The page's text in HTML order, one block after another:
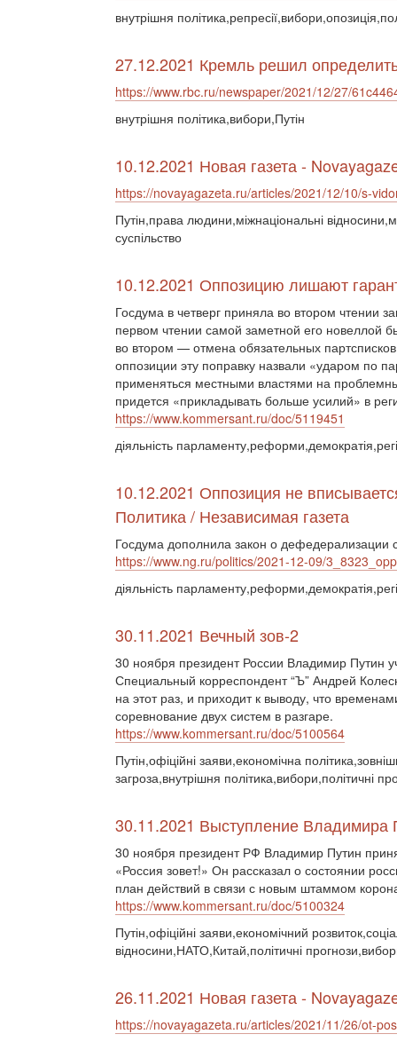
внутрішня
27.12.2021 Кремль решил
https://www.rbc.ru/newspaper/2021/12/27/
внутрішня політика,вибори,Путін
10.12.2021 Новая газета -
https://novayagazeta.ru/articles/2021/12/10/s-
Путін,права людини,міжнаціональні
суспільство
10.12.2021 Оппозицию лишают
Госдума в четверг приняла во втором чтении
первом чтении самой заметной его новеллой
во втором — отмена обязательных
оппозиции эту поправку назвали «ударом по
применяться местными властями на
придется «прикладывать больше усилий» в
https://www.kommersant.ru/doc/5119451
діяльність
10.12.2021 Оппозиция не
Политика / Независимая газета
Госдума дополнила закон о
https://www.ng.ru/politics/2021-12-09/
діяльність
30.11.2021 Вечный зов-2
30 ноября президент России Владимир Путин
Специальный корреспондент “Ъ” Андрей
на этот раз, и приходит к выводу, что
соревнование двух систем в разгаре.
https://www.kommersant.ru/doc/5100564
Путін,офіційні заяви,економічна
загроза,внутрішня політика,вибори,політичні
30.11.2021 Выступление Владимира
30 ноября президент РФ Владимир Путин
«Россия зовет!» Он рассказал о состоянии
план действий в связи с новым штаммом
https://www.kommersant.ru/doc/5100324
Путін,офіційні заяви,економічний
відносини,НАТО,Китай,політичні
26.11.2021 Новая газета -
https://novayagazeta.ru/articles/2021/11/26/ot-